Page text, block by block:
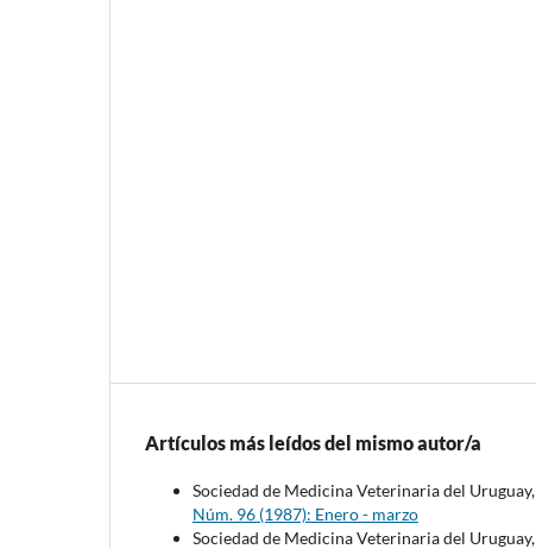
Artículos más leídos del mismo autor/a
Sociedad de Medicina Veterinaria del Uruguay,
Núm. 96 (1987): Enero - marzo
Sociedad de Medicina Veterinaria del Uruguay,